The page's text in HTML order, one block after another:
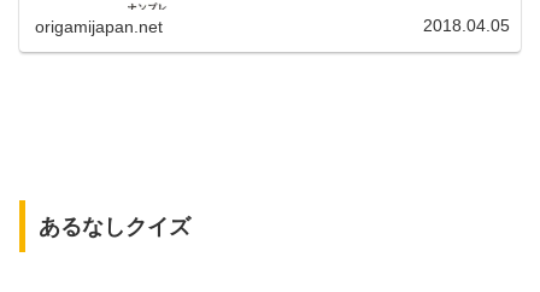
使うことで指先のトレーニングにもなるところがポイント
です。 グループホームや介護施設などで是非取り入れ
origamijapan.net 2018.04.05
あるなしクイズ